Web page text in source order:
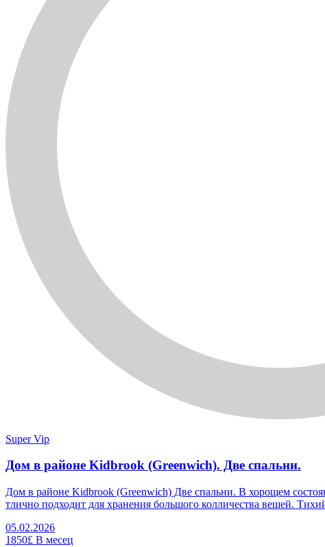
Super Vip
Дом в районе Kidbrook (Greenwich). Две спальни.
Дом в районе Kidbrook (Greenwich) Две спальни. В хорощем
тлично подходит для хранения большого колличества вешей.
05.02.2026
1850£ В месец